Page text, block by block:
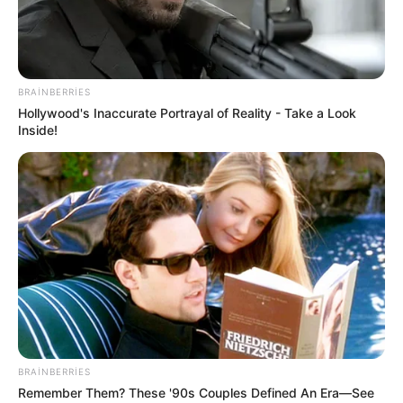
Bərgən
Bizi Facebook-da
izləyin
Bizi Twitter-da
izləyin
Bizə yazın: (+99450) 247 90 86
ƏLAQƏLI MÖVZULAR
BRAINBERRIES
Hollywood's Inaccurate Portrayal of Reality - Take a Look
Inside!
BRAINBERRIES
Remember Them? These '90s Couples Defined An Era—See